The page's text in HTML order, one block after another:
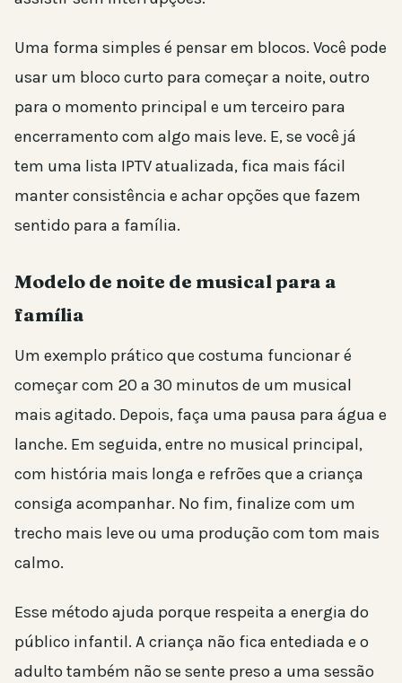
Uma forma simples é pensar em blocos. Você pode
usar um bloco curto para começar a noite, outro
para o momento principal e um terceiro para
encerramento com algo mais leve. E, se você já
tem uma lista IPTV atualizada, fica mais fácil
manter consistência e achar opções que fazem
sentido para a família.
Modelo de noite de musical para a
família
Um exemplo prático que costuma funcionar é
começar com 20 a 30 minutos de um musical
mais agitado. Depois, faça uma pausa para água e
lanche. Em seguida, entre no musical principal,
com história mais longa e refrões que a criança
consiga acompanhar. No fim, finalize com um
trecho mais leve ou uma produção com tom mais
calmo.
Esse método ajuda porque respeita a energia do
público infantil. A criança não fica entediada e o
adulto também não se sente preso a uma sessão